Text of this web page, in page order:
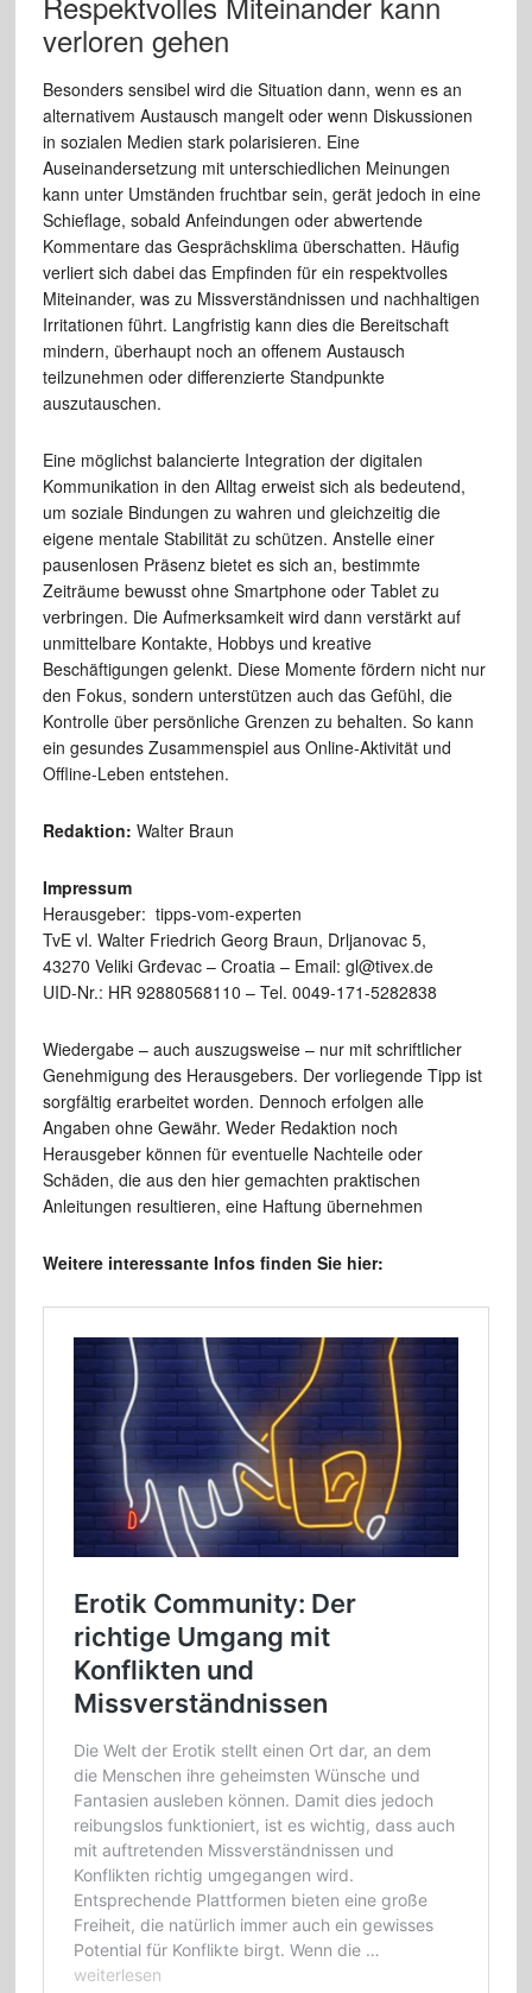
verloren gehen
Besonders sensibel wird die Situation dann, wenn es an
alternativem Austausch mangelt oder wenn Diskussionen
in sozialen Medien stark polarisieren. Eine
Auseinandersetzung mit unterschiedlichen Meinungen
kann unter Umständen fruchtbar sein, gerät jedoch in eine
Schieflage, sobald Anfeindungen oder abwertende
Kommentare das Gesprächsklima überschatten. Häufig
verliert sich dabei das Empfinden für ein respektvolles
Miteinander, was zu Missverständnissen und nachhaltigen
Irritationen führt. Langfristig kann dies die Bereitschaft
mindern, überhaupt noch an offenem Austausch
teilzunehmen oder differenzierte Standpunkte
auszutauschen.
Eine möglichst balancierte Integration der digitalen
Kommunikation in den Alltag erweist sich als bedeutend,
um soziale Bindungen zu wahren und gleichzeitig die
eigene mentale Stabilität zu schützen. Anstelle einer
pausenlosen Präsenz bietet es sich an, bestimmte
Zeiträume bewusst ohne Smartphone oder Tablet zu
verbringen. Die Aufmerksamkeit wird dann verstärkt auf
unmittelbare Kontakte, Hobbys und kreative
Beschäftigungen gelenkt. Diese Momente fördern nicht nur
den Fokus, sondern unterstützen auch das Gefühl, die
Kontrolle über persönliche Grenzen zu behalten. So kann
ein gesundes Zusammenspiel aus Online-Aktivität und
Offline-Leben entstehen.
Redaktion: Walter Braun
Impressum
Herausgeber: tipps-vom-experten
TvE vl. Walter Friedrich Georg Braun, Drljanovac 5,
43270 Veliki Grđevac – Croatia – Email: gl@tivex.de
UID-Nr.: HR 92880568110 – Tel. 0049-171-5282838
Wiedergabe – auch auszugsweise – nur mit schriftlicher
Genehmigung des Herausgebers. Der vorliegende Tipp ist
sorgfältig erarbeitet worden. Dennoch erfolgen alle
Angaben ohne Gewähr. Weder Redaktion noch
Herausgeber können für eventuelle Nachteile oder
Schäden, die aus den hier gemachten praktischen
Anleitungen resultieren, eine Haftung übernehmen
Weitere interessante Infos finden Sie hier: